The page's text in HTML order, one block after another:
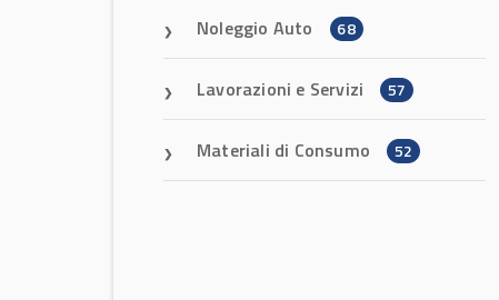
Noleggio Auto 68
Lavorazioni e Servizi 57
Materiali di Consumo 52